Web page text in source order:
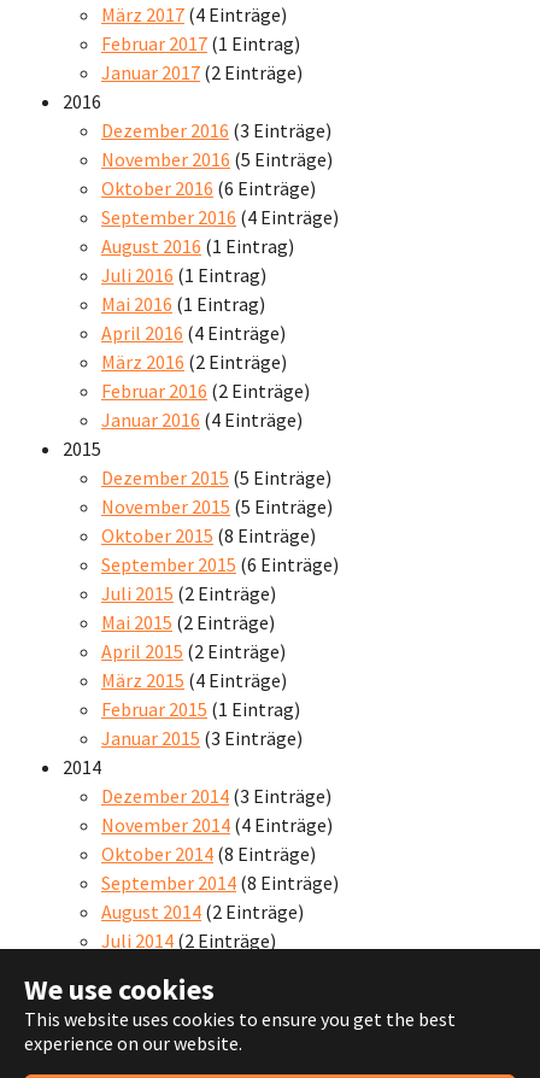
We use cookies
This website uses cookies to ensure you get the best
experience on our website.
März 2017 (4 Einträge)
Februar 2017 (1 Eintrag)
Januar 2017 (2 Einträge)
2016
Dezember 2016 (3 Einträge)
November 2016 (5 Einträge)
Oktober 2016 (6 Einträge)
September 2016 (4 Einträge)
August 2016 (1 Eintrag)
Juli 2016 (1 Eintrag)
Mai 2016 (1 Eintrag)
April 2016 (4 Einträge)
März 2016 (2 Einträge)
Februar 2016 (2 Einträge)
Januar 2016 (4 Einträge)
2015
Dezember 2015 (5 Einträge)
November 2015 (5 Einträge)
Oktober 2015 (8 Einträge)
September 2015 (6 Einträge)
Juli 2015 (2 Einträge)
Mai 2015 (2 Einträge)
April 2015 (2 Einträge)
März 2015 (4 Einträge)
Februar 2015 (1 Eintrag)
Januar 2015 (3 Einträge)
2014
Dezember 2014 (3 Einträge)
November 2014 (4 Einträge)
Oktober 2014 (8 Einträge)
September 2014 (8 Einträge)
August 2014 (2 Einträge)
Juli 2014 (2 Einträge)